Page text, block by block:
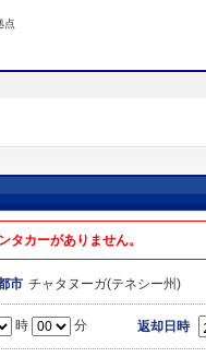
点
タカーがありません。
市 チャタヌーガ(テネシー州)
時 分 返却日時